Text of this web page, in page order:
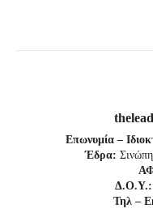
Επωνυμία –
Έδρα:
Δ.Ο.Υ.:
Τηλ –